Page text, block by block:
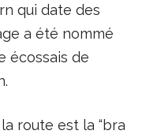
qui date des
a été nommé
écossais de
route est la “bra